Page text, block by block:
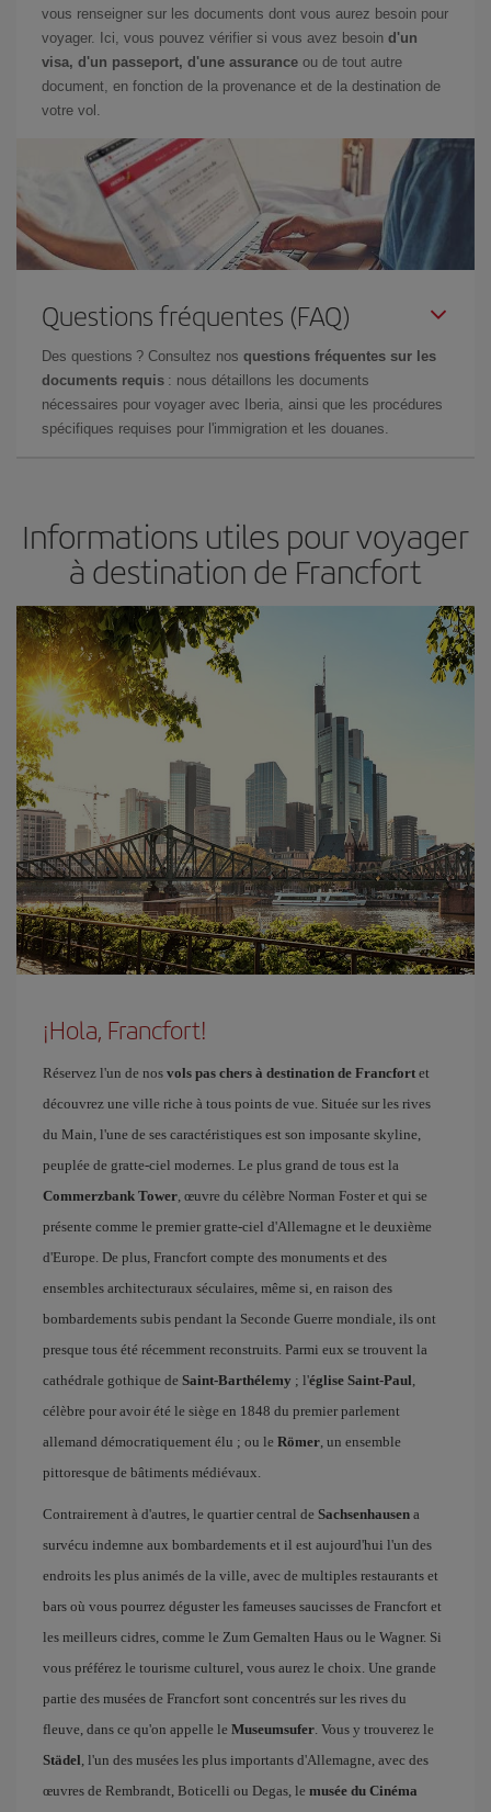
vous renseigner sur les documents dont vous aurez besoin pour
voyager. Ici, vous pouvez vérifier si vous avez besoin d'un
visa, d'un passeport, d'une assurance ou de tout autre
document, en fonction de la provenance et de la destination de
votre vol.
Questions fréquentes (FAQ)
Des questions ? Consultez nos questions fréquentes sur les
documents requis : nous détaillons les documents
nécessaires pour voyager avec Iberia, ainsi que les procédures
spécifiques requises pour l'immigration et les douanes.
Informations utiles pour voyager
à destination de Francfort
¡Hola, Francfort!
Réservez l'un de nos vols pas chers à destination de Francfort et
découvrez une ville riche à tous points de vue. Située sur les rives
du Main, l'une de ses caractéristiques est son imposante skyline,
peuplée de gratte-ciel modernes. Le plus grand de tous est la
Commerzbank Tower, œuvre du célèbre Norman Foster et qui se
présente comme le premier gratte-ciel d'Allemagne et le deuxième
d'Europe. De plus, Francfort compte des monuments et des
ensembles architecturaux séculaires, même si, en raison des
bombardements subis pendant la Seconde Guerre mondiale, ils ont
presque tous été récemment reconstruits. Parmi eux se trouvent la
cathédrale gothique de Saint-Barthélemy ; l'église Saint-Paul,
célèbre pour avoir été le siège en 1848 du premier parlement
allemand démocratiquement élu ; ou le Römer, un ensemble
pittoresque de bâtiments médiévaux.
Contrairement à d'autres, le quartier central de Sachsenhausen a
survécu indemne aux bombardements et il est aujourd'hui l'un des
endroits les plus animés de la ville, avec de multiples restaurants et
bars où vous pourrez déguster les fameuses saucisses de Francfort et
les meilleurs cidres, comme le Zum Gemalten Haus ou le Wagner. Si
vous préférez le tourisme culturel, vous aurez le choix. Une grande
partie des musées de Francfort sont concentrés sur les rives du
fleuve, dans ce qu'on appelle le Museumsufer. Vous y trouverez le
Städel, l'un des musées les plus importants d'Allemagne, avec des
œuvres de Rembrandt, Boticelli ou Degas, le musée du Cinéma